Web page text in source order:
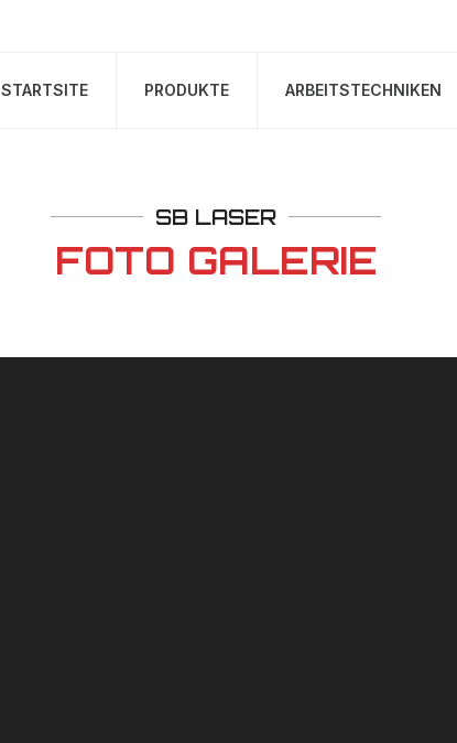
STARTSITE PRODUKTE ARBEITSTECHNIKEN
SB LASER
FOTO GALERIE